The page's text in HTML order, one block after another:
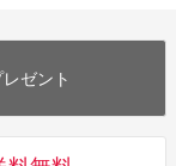
ゼント